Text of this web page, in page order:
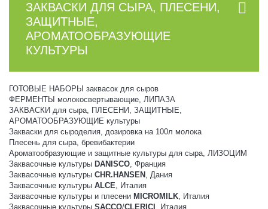
ЗАКВАСКИ ДЛЯ СЫРА, ПЛЕСЕНИ,
ЗАЩИТНЫЕ,
АРОМАТООБРАЗУЮЩИЕ
КУЛЬТУРЫ
ГОТОВЫЕ НАБОРЫ заквасок для сыров
ФЕРМЕНТЫ молокосвертывающие, ЛИПАЗА
ЗАКВАСКИ для сыра, ПЛЕСЕНИ, ЗАЩИТНЫЕ,
АРОМАТООБРАЗУЮЩИЕ культуры
Закваски для сыроделия, дозировка на 100л молока
Плесень для сыра, бревибактерии
Ароматообразующие и защитные культуры для сыра, ЛИЗОЦИМ
Заквасочные культуры DANISCO, Франция
Заквасочные культуры CHR.HANSEN , Дания
Заквасочные культуры ALCE, Италия
Заквасочные культуры и плесени MICROMILK, Италия
Заквасочные культуры SACCO/CLERICI , Италия